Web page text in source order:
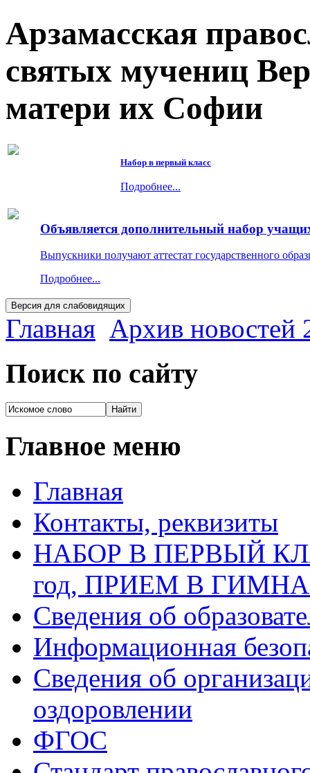
Арзамасская
святых мучениц
матери их Софии
Набор в первый класс
Подробнее...
Объявляется дополнительный набор
Выпускники получают аттестат государственного
Подробнее...
Главная Архив новостей
Поиск по сайту
Главное меню
Главная
Контакты, реквизиты
НАБОР В ПЕРВЫЙ
год, ПРИЕМ В
Сведения об
Информационная
Сведения об
оздоровлении
ФГОС